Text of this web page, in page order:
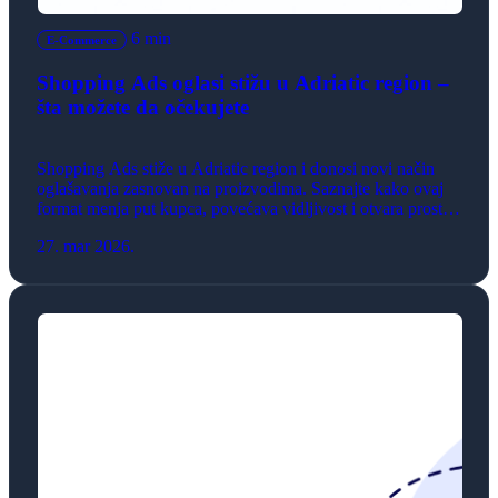
E-Commerce 6 min
Shopping Ads oglasi stižu u Adriatic region –
šta možete da očekujete
Shopping Ads stiže u Adriatic region i donosi novi način
oglašavanja zasnovan na proizvodima. Saznajte kako ovaj
format menja put kupca, povećava vidljivost i otvara prostor
27. mar 2026.